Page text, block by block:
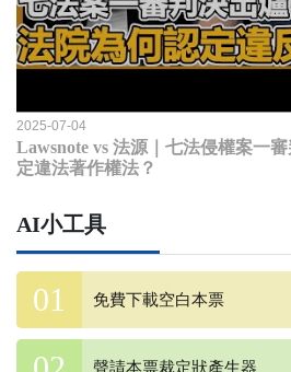
2025-07-04
Lawsnote vs 法源｜七法侵權案一
定違法著作權法？
AI小工具
免費下載空白本票
聲請本票裁定狀產生器